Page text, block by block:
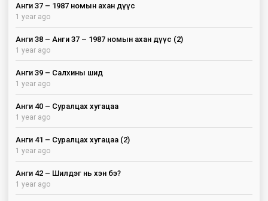
Анги 37 – 1987 номын ахан дүүс
1 year ago
Анги 38 – Анги 37 – 1987 номын ахан дүүс (2)
1 year ago
Анги 39 – Салхины шид
1 year ago
Анги 40 – Суралцах хугацаа
1 year ago
Анги 41 – Суралцах хугацаа (2)
1 year ago
Анги 42 – Шилдэг нь хэн бэ?
1 year ago